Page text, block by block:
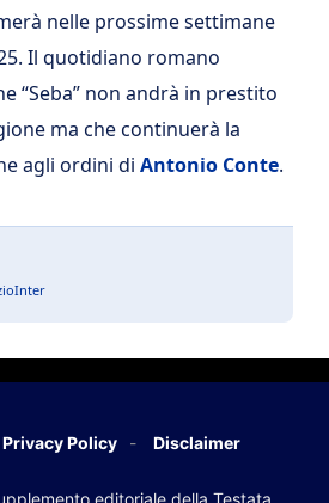
nelle prossime settimane
Il quotidiano romano
“Seba” non andrà in prestito
ma che continuerà la
agli ordini di Antonio Conte.
Privacy Policy Disclaimer
editoriale della Testata